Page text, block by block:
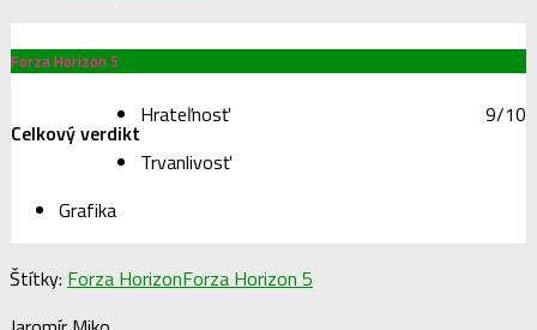
Môže to ale znamenať, že sú tvorcovia pripravení dať si
s Horizon v najbližších rokoch pauzu?
Forza Horizon 5 pre Xbox One a Xbox Series X si môžete
predobjednať za 64,99€
Forza Horizon 5
Celkový verdikt
Hrateľnosť